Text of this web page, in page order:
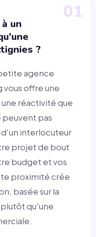
01
un
?
agence
offre une
réactivité que
peuvent pas
interlocuteur
projet de bout
budget et vos
proximité crée
basée sur la
qu'une